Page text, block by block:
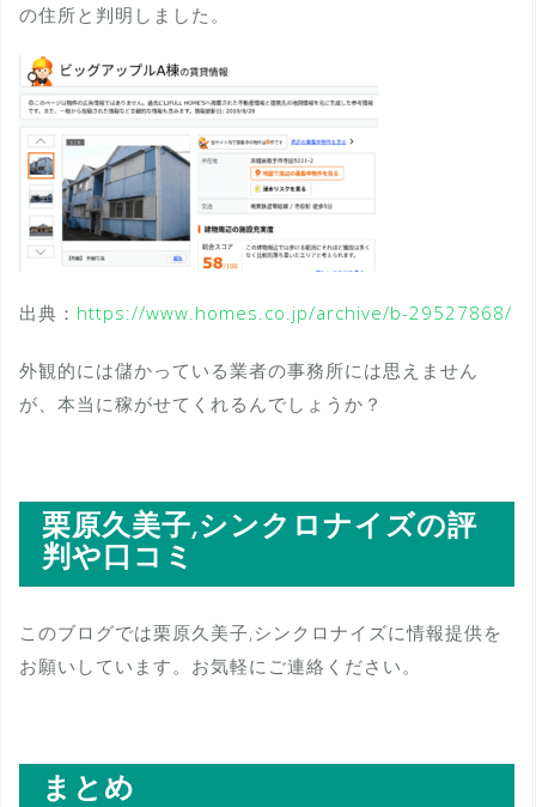
の住所と判明しました。
出典： https://www.homes.co.jp/archive/b-29527868/
外観的には儲かっている業者の事務所には思えません
が、本当に稼がせてくれるんでしょうか？
栗原久美子,シンクロナイズの評
判や口コミ
このブログでは栗原久美子,シンクロナイズに情報提供を
お願いしています。お気軽にご連絡ください。
まとめ